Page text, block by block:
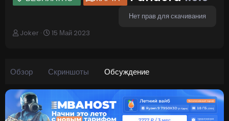
Нет прав для скачивания
А
р
е
м
ы
Joker
Д
н
ч
л
а
15 Май 2023
Обзор Скриншоты Обсуждение